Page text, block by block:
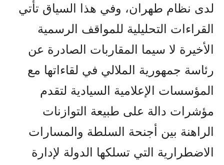
لدى نظام طهران، وفي هذا السياق تأتي
القراءات التحليلية للمواقف الرسمية
الأخيرة لا سيما المقاربات الصادرة عن
رئاسة جمهورية الملالي في لقاءاتها مع
المؤسسات الإعلامية السيادية لتقدم
مؤشرات دالة على طبيعة التوازنات
الراهنة بين أجنحة السلطة والمسارات
الاضطرارية التي تسلكها الدولة لإدارة